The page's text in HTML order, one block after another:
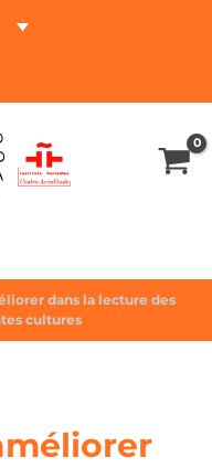
dans la lecture des
cultures